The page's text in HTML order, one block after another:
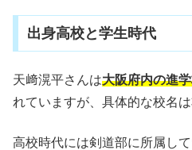
出身高校と学生時代
天﨑滉平さんは大阪府内の進
れていますが、具体的な校名は
高校時代には剣道部に所属し